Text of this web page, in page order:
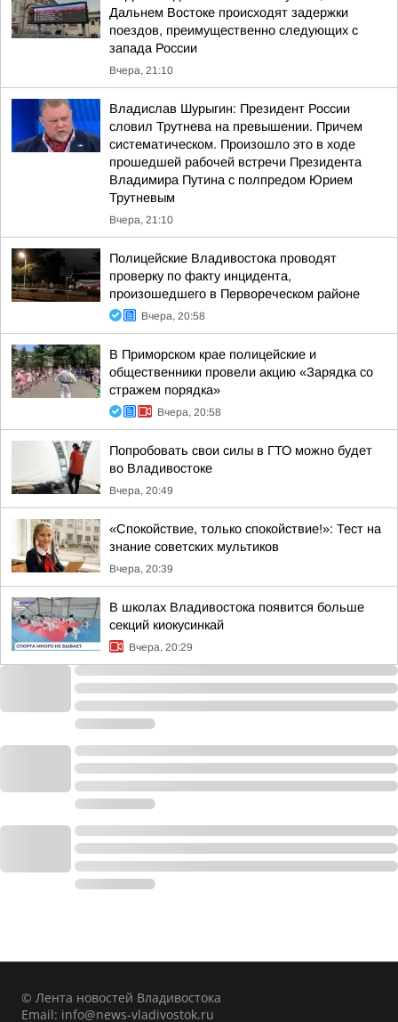
Дальнем Востоке происходят задержки
поездов, преимущественно следующих с
запада России
Вчера, 21:10
Владислав Шурыгин: Президент России
словил Трутнева на превышении. Причем
систематическом. Произошло это в ходе
прошедшей рабочей встречи Президента
Владимира Путина с полпредом Юрием
Трутневым
Вчера, 21:10
Полицейские Владивостока проводят
проверку по факту инцидента,
произошедшего в Первореческом районе
Вчера, 20:58
В Приморском крае полицейские и
общественники провели акцию «Зарядка со
стражем порядка»
Вчера, 20:58
Попробовать свои силы в ГТО можно будет
во Владивостоке
Вчера, 20:49
«Спокойствие, только спокойствие!»: Тест на
знание советских мультиков
Вчера, 20:39
В школах Владивостока появится больше
секций киокусинкай
Вчера, 20:29
© Лента новостей Владивостока
Email: info@news-vladivostok.ru